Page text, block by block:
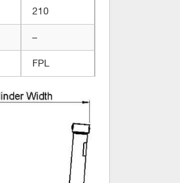
210
–
FPL